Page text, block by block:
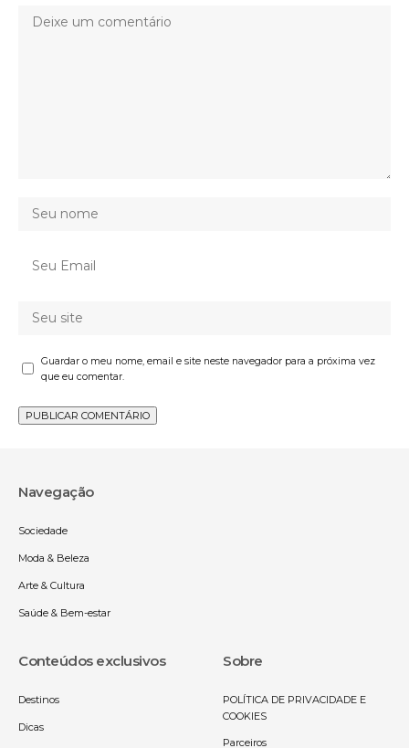
Guardar o meu nome, email e site neste navegador para a próxima vez
que eu comentar.
Navegação
Sociedade
Moda & Beleza
Arte & Cultura
Saúde & Bem-estar
Conteúdos exclusivos
Destinos
Dicas
Sobre
POLÍTICA DE PRIVACIDADE E
COOKIES
Parceiros